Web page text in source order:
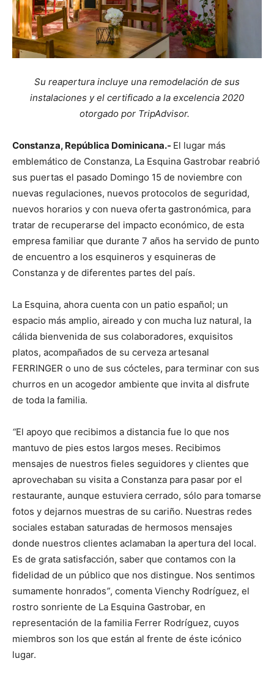
Su reapertura incluye una remodelación de sus
instalaciones y el certificado a la excelencia 2020
otorgado por TripAdvisor.
Constanza, República Dominicana.- El lugar más
emblemático de Constanza, La Esquina Gastrobar reabrió
sus puertas el pasado Domingo 15 de noviembre con
nuevas regulaciones, nuevos protocolos de seguridad,
nuevos horarios y con nueva oferta gastronómica, para
tratar de recuperarse del impacto económico, de esta
empresa familiar que durante 7 años ha servido de punto
de encuentro a los esquineros y esquineras de
Constanza y de diferentes partes del país.
La Esquina, ahora cuenta con un patio español; un
espacio más amplio, aireado y con mucha luz natural, la
cálida bienvenida de sus colaboradores, exquisitos
platos, acompañados de su cerveza artesanal
FERRINGER o uno de sus cócteles, para terminar con sus
churros en un acogedor ambiente que invita al disfrute
de toda la familia.
“El apoyo que recibimos a distancia fue lo que nos
mantuvo de pies estos largos meses. Recibimos
mensajes de nuestros fieles seguidores y clientes que
aprovechaban su visita a Constanza para pasar por el
restaurante, aunque estuviera cerrado, sólo para tomarse
fotos y dejarnos muestras de su cariño. Nuestras redes
sociales estaban saturadas de hermosos mensajes
donde nuestros clientes aclamaban la apertura del local.
Es de grata satisfacción, saber que contamos con la
fidelidad de un público que nos distingue. Nos sentimos
sumamente honrados”, comenta Vienchy Rodríguez, el
rostro sonriente de La Esquina Gastrobar, en
representación de la familia Ferrer Rodríguez, cuyos
miembros son los que están al frente de éste icónico
lugar.